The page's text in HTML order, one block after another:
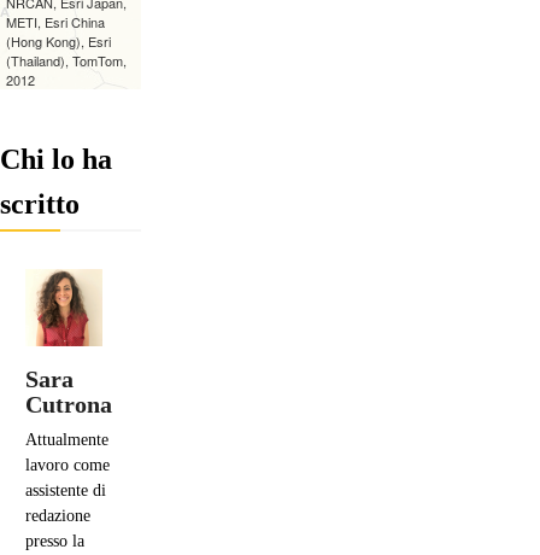
Chi lo ha
scritto
Sara
Cutrona
Attualmente
lavoro come
assistente di
redazione
presso la